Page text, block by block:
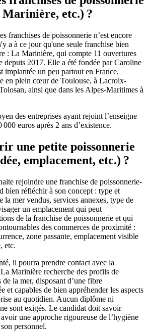
etc.) ?
franchises de poissonnerie n’est encore
a à ce jour qu'une seule franchise bien
: La Marinière, qui compte 11 ouvertures
depuis 2017. Elle a été fondée par Caroline
implantée un peu partout en France,
en plein cœur de Toulouse, à Lacroix-
ainsi que dans les Alpes-Maritimes à
des entreprises ayant rejoint l’enseigne
euros après 2 ans d’existence.
une petite poissonnerie
emplacement, etc.) ?
rejoindre une franchise de poissonnerie-
bien réfléchir à son concept : type et
la mer vendus, services annexes, type de
un emplacement qui peut
de la franchise de poissonnerie et qui
des commerces de proximité :
zone passante, emplacement visible
etc.
il pourra prendre contact avec la
Marinière recherche des profils de
de la mer, disposant d’une fibre
et capables de bien appréhender les aspects
au quotidien. Aucun diplôme ni
sont exigés. Le candidat doit savoir
une approche rigoureuse de l’hygiène
personnel.